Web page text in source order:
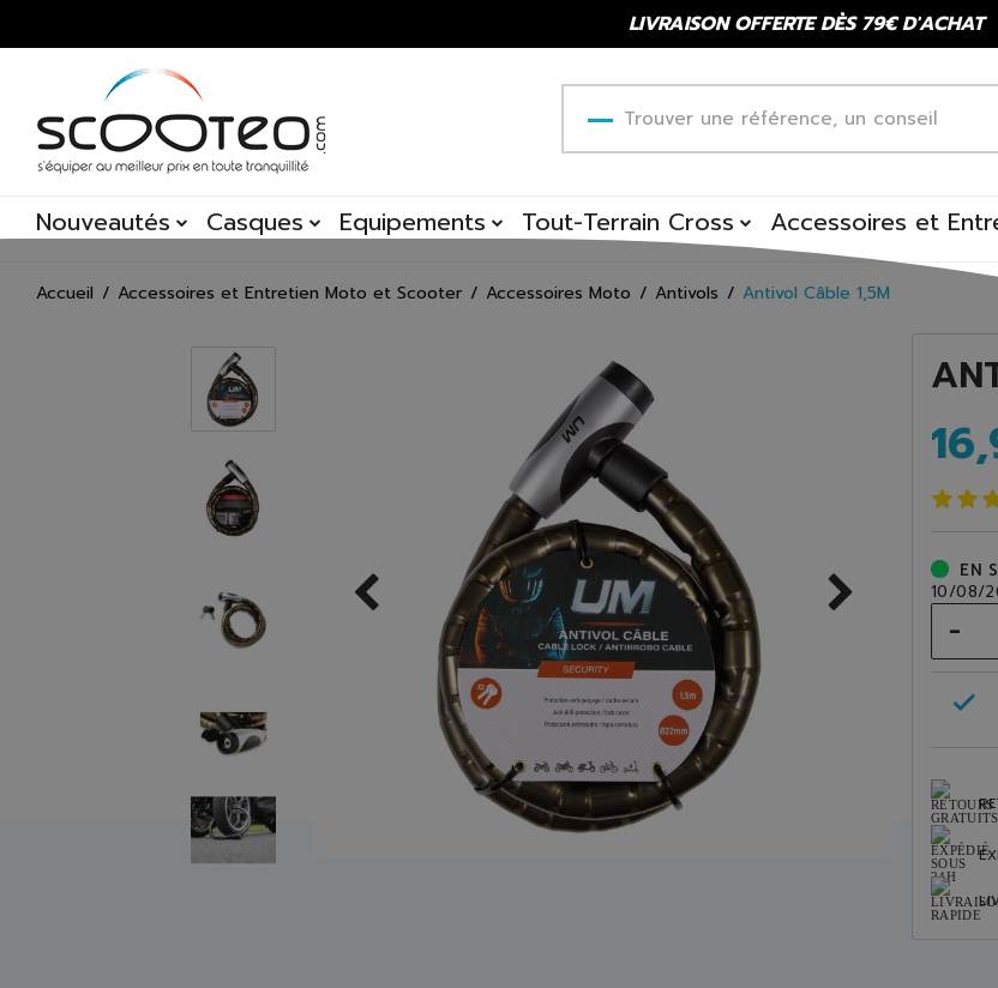
LIVRAISON OFFERTE DÈS 79€ D'ACHAT
Nouveautés Casques Equipements Tout-Terrain Cross Accessoires et
Accueil Accessoires et Entretien Moto et Scooter Accessoires Moto Antivols Antivol Câble 1,5M
EN
10/08/
-